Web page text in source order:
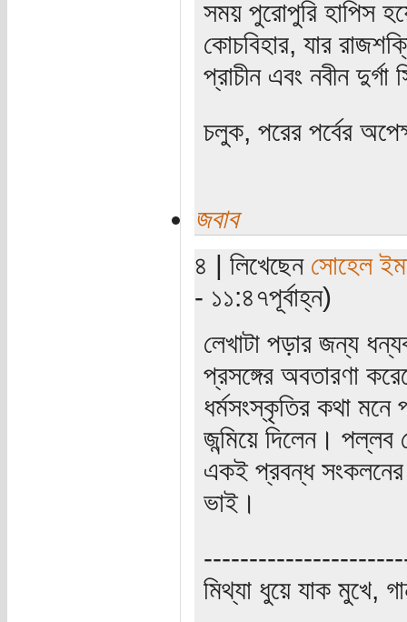
সময় পুরোপুরি হাপিস
কোচবিহার, যার
প্রাচীন এবং নবীন দুর্গা
চলুক, পরের পর্বের
জবাব
৪ | লিখেছেন সোহেল
- ১১:৪৭পূর্বাহ্ন)
লেখাটা পড়ার জন্য
প্রসঙ্গের অবতারণা
ধর্মসংস্কৃতির কথা
জন্মিয়ে দিলেন।
একই প্রবন্ধ
ভাই।
মিথ্যা ধুয়ে যাক মুখে,